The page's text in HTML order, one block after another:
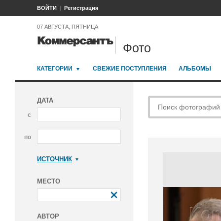
ВОЙТИ Регистрация
07 АВГУСТА, ПЯТНИЦА
Фото
КАТЕГОРИИ СВЕЖИЕ ПОСТУПЛЕНИЯ АЛЬБОМЫ
ДАТА
с
по
ИСТОЧНИК
МЕСТО
АВТОР